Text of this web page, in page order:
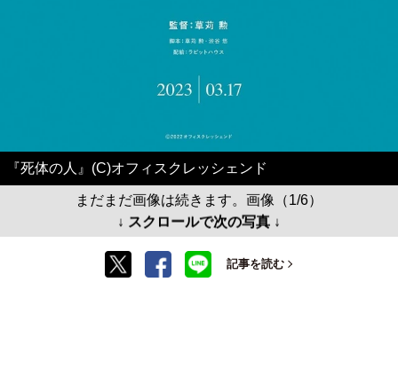
『死体の人』(C)オフィスクレッシェンド
まだまだ画像は続きます。画像（1/6）
↓ スクロールで次の写真 ↓
記事を読む